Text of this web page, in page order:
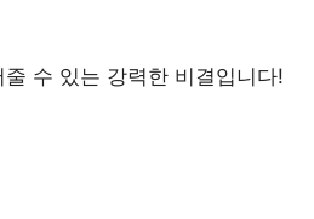
수 있는 강력한 비결입니다!